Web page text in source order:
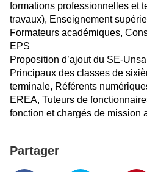
formations professionnelles et
travaux), Enseignement
Formateurs académiques,
EPS
Proposition d’ajout du SE-
Principaux des classes de
terminale, Référents
EREA, Tuteurs de
fonction et chargés de mission
Partager